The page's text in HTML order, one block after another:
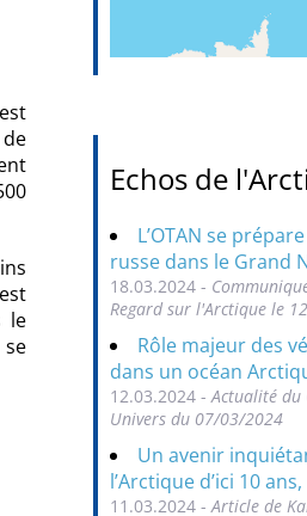
le
se
Echos de
L’OTAN se
russe dans le Grand
18.03.2024 -
Regard sur l'Arctique le
Rôle majeur des
dans un océan
12.03.2024 - Actualité du
Univers du 07/03/2024
Un avenir
l’Arctique d’ici 10
11.03.2024 - Article de